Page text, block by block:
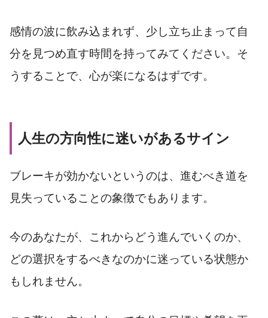
感情の波に飲み込まれず、少し立ち止まって自
分を見つめ直す時間を持ってみてください。そ
うすることで、心が楽になるはずです。
人生の方向性に迷いがあるサイン
ブレーキが効かないというのは、進むべき道を
見失っていることの象徴でもあります。
今のあなたが、これからどう進んでいくのか、
どの選択をするべきなのかに迷っている状態か
もしれません。